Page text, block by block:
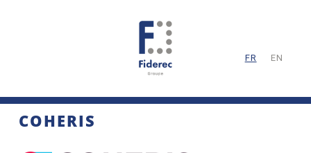
FR EN
COHERIS